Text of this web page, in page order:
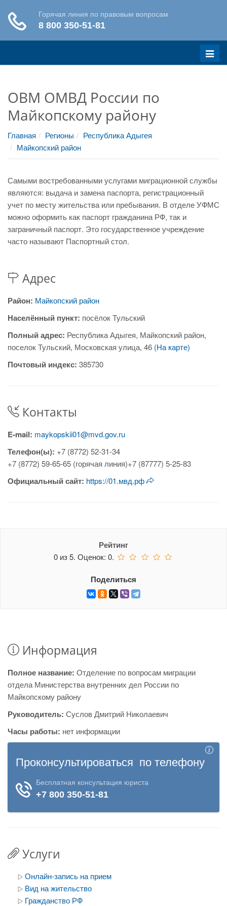
Меню
ОВМ ОМВД России по
Майкопскому району
Главная Регионы
Республика Адыгея
Майкопский район
Самыми востребованными услугами миграционной службы
являются: выдача и замена паспорта, регистрационный
учет по месту жительства или пребывания. В отделе УФМС
можно оформить как паспорт гражданина РФ, так и
заграничный паспорт. Это государственное учреждение
часто называют Паспортный стол.
Адрес
Район: Майкопский район
Населённый пункт: посёлок Тульский
Полный адрес: Республика Адыгея, Майкопский район,
поселок Тульский, Московская улица, 46 (На карте)
Почтовый индекс: 385730
Контакты
E-mail: maykopskii01@mvd.gov.ru
Телефон(ы): +7 (8772) 52-31-34
+7 (8772) 59-65-65 (горячая линия)+7 (87777) 5-25-83
Официальный сайт: https://01.мвд.рф
Рейтинг
0 из5. Оценок:0.
Поделиться
Информация
Полное название: Отделение по вопросам миграции
отдела Министерства внутренних дел России по
Майкопскому району
Руководитель: Суслов Дмитрий Николаевич
Часы работы: нет информации
Услуги
Онлайн-запись на прием
Вид на жительство
Гражданство РФ